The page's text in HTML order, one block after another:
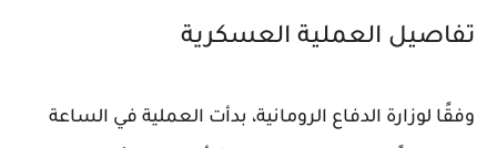
تفاصيل العملية العسكرية
وفقًا لوزارة الدفاع الرومانية، بدأت العملية في الساعة